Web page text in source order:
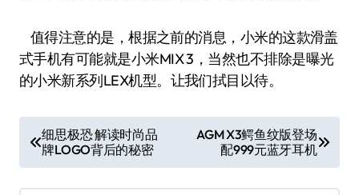
值得注意的是，根据之前的消息，小米的这款滑盖
式手机有可能就是小米MIX 3，当然也不排除是曝光
的小米新系列LEX机型。让我们拭目以待。
章
导
细思极恐 解读时尚品
牌LOGO背后的秘密
AGM X3鳄鱼纹版登场
配999元蓝牙耳机